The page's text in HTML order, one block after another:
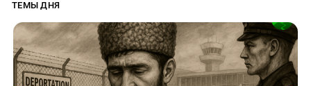
ТЕМЫ ДНЯ